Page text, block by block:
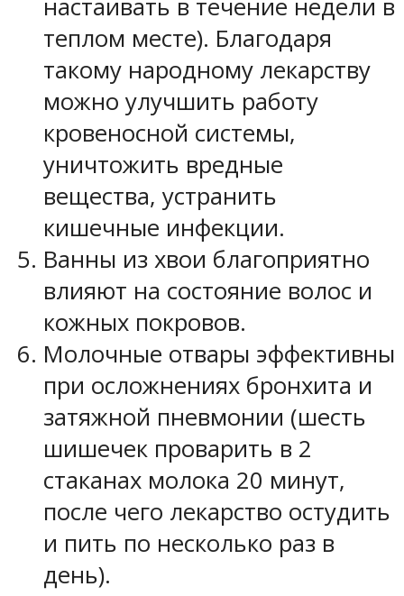
настаивать в течение недели в
теплом месте). Благодаря
такому народному лекарству
можно улучшить работу
кровеносной системы,
уничтожить вредные
вещества, устранить
кишечные инфекции.
Ванны из хвои благоприятно
влияют на состояние волос и
кожных покровов.
Молочные отвары эффективны
при осложнениях бронхита и
затяжной пневмонии (шесть
шишечек проварить в 2
стаканах молока 20 минут,
после чего лекарство остудить
и пить по несколько раз в
день).